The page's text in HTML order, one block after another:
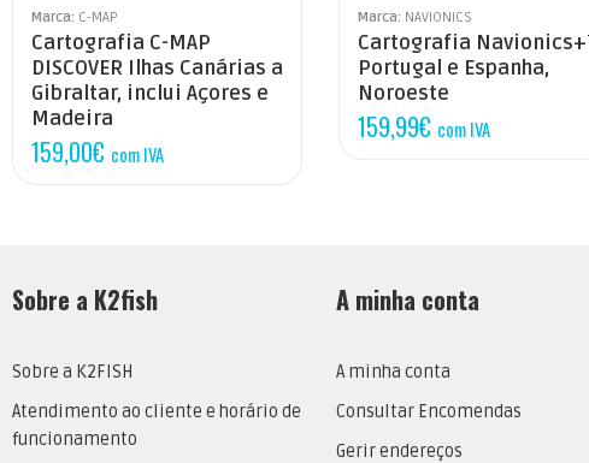
Marca: C-MAP
Cartografia C-MAP
DISCOVER Ilhas Canárias a
Gibraltar, inclui Açores e
Madeira
159,00€ com IVA
Marca: NAVIONICS
Cartografia
Portugal e Espanha,
Noroeste
159,99€ com IVA
Sobre a K2fish
Sobre a K2FISH
Atendimento ao cliente e horário de
funcionamento
A minha conta
A minha conta
Consultar Encomendas
Gerir endereços